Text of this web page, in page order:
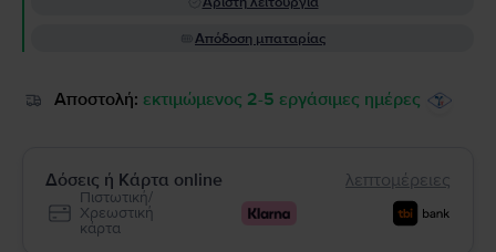
Απόδοση μπαταρίας
Αποστολή: εκτιμώμενος 2-5 εργάσιμες ημέρες
Δόσεις ή Κάρτα online λεπτομέρειες
Πιστωτική/
Χρεωστική
κάρτα